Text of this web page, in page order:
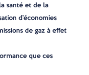
santé et de la
d’économies
de gaz à effet
que ces